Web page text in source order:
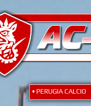
• PERUGIA CALCIO